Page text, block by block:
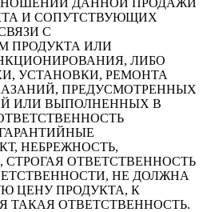
И СОПУТСТВУЮЩИХ
С
ПРОДУКТА ИЛИ
ЛИБО
УСТАНОВКИ, РЕМОНТА
ПРЕДУСМОТРЕННЫХ
ИЛИ ВЫПОЛНЕННЫХ В
НЕБРЕЖНОСТЬ,
ОТВЕТСТВЕННОСТЬ
НЕ ДОЛЖНА
ЦЕНУ ПРОДУКТА, К
ТАКАЯ ОТВЕТСТВЕННОСТЬ.